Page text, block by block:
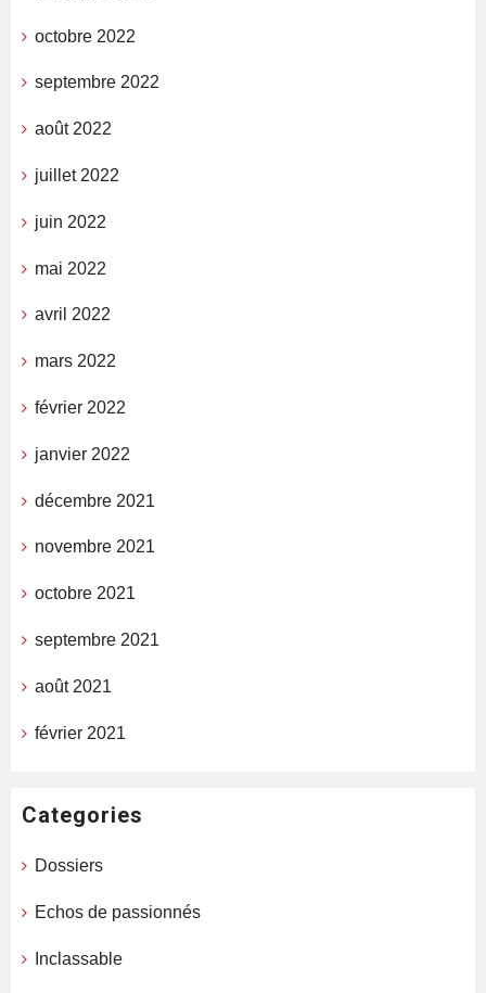
octobre 2022
septembre 2022
août 2022
juillet 2022
juin 2022
mai 2022
avril 2022
mars 2022
février 2022
janvier 2022
décembre 2021
novembre 2021
octobre 2021
septembre 2021
août 2021
février 2021
Categories
Dossiers
Echos de passionnés
Inclassable